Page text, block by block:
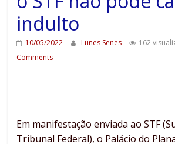
indulto
10/05/2022 Lunes Senes 162
Comments
Em manifestação enviada ao STF
Tribunal Federal), o Palácio do